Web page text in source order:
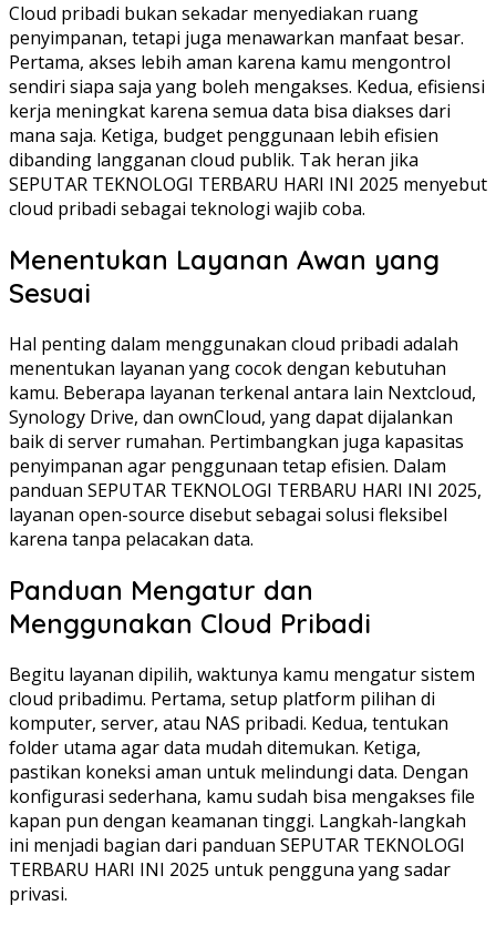
Cloud pribadi bukan sekadar menyediakan ruang
penyimpanan, tetapi juga menawarkan manfaat besar.
Pertama, akses lebih aman karena kamu mengontrol
sendiri siapa saja yang boleh mengakses. Kedua, efisiensi
kerja meningkat karena semua data bisa diakses dari
mana saja. Ketiga, budget penggunaan lebih efisien
dibanding langganan cloud publik. Tak heran jika
SEPUTAR TEKNOLOGI TERBARU HARI INI 2025 menyebut
cloud pribadi sebagai teknologi wajib coba.
Menentukan Layanan Awan yang
Sesuai
Hal penting dalam menggunakan cloud pribadi adalah
menentukan layanan yang cocok dengan kebutuhan
kamu. Beberapa layanan terkenal antara lain Nextcloud,
Synology Drive, dan ownCloud, yang dapat dijalankan
baik di server rumahan. Pertimbangkan juga kapasitas
penyimpanan agar penggunaan tetap efisien. Dalam
panduan SEPUTAR TEKNOLOGI TERBARU HARI INI 2025,
layanan open-source disebut sebagai solusi fleksibel
karena tanpa pelacakan data.
Panduan Mengatur dan
Menggunakan Cloud Pribadi
Begitu layanan dipilih, waktunya kamu mengatur sistem
cloud pribadimu. Pertama, setup platform pilihan di
komputer, server, atau NAS pribadi. Kedua, tentukan
folder utama agar data mudah ditemukan. Ketiga,
pastikan koneksi aman untuk melindungi data. Dengan
konfigurasi sederhana, kamu sudah bisa mengakses file
kapan pun dengan keamanan tinggi. Langkah-langkah
ini menjadi bagian dari panduan SEPUTAR TEKNOLOGI
TERBARU HARI INI 2025 untuk pengguna yang sadar
privasi.